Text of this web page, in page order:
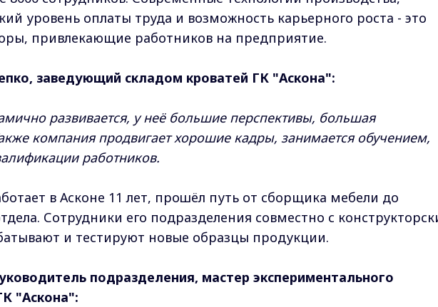
уровень оплаты труда и возможность карьерного роста - это
привлекающие работников на предприятие.
заведующий складом кроватей ГК "Аскона":
развивается, у неё большие перспективы, большая
компания продвигает хорошие кадры, занимается обучением,
работников.
в Асконе 11 лет, прошёл путь от сборщика мебели до
Сотрудники его подразделения совместно с
и тестируют новые образцы продукции.
подразделения, мастер экспериментального
"Аскона":